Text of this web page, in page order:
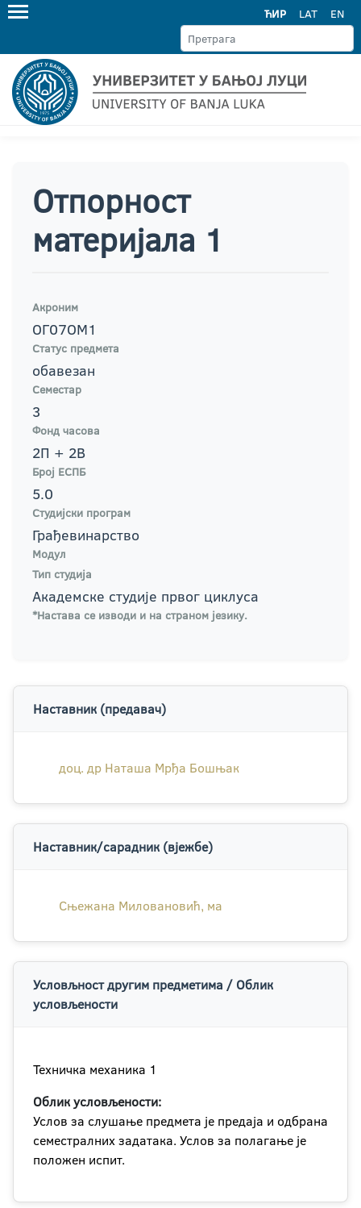
ЋИР LAT EN
Отпорност
материјала 1
Акроним
ОГ07ОМ1
Статус предмета
обавезан
Семестар
3
Фонд часова
2П + 2В
Број ЕСПБ
5.0
Студијски програм
Грађевинарство
Модул
Тип студија
Академске студије првог циклуса
*Настава се изводи и на страном језику.
Наставник (предавач)
доц. др Наташа Мрђа Бошњак
Наставник/сарадник (вјежбе)
Сњежана Миловановић, ма
Условљност другим предметима / Облик
условљености
Техничка механика 1
Облик условљености:
Услов за слушање предмета је предаја и одбрана
семестралних задатака. Услов за полагање је
положен испит.